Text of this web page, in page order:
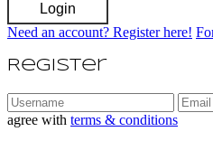
Login
Need an account? Register here!
Register
agree with terms & conditions